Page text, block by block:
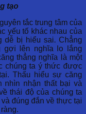
tạo
tắc trung tâm của
yếu tố khác nhau của
dễ bị hiểu sai. Chẳng
gợi lên nghĩa lo lắng
thẳng nghĩa là một
chúng ta ý thức được
Thấu hiểu sự căng
nhìn nhận thất bại và
thái độ của chúng ta
đúng đắn về thực tại